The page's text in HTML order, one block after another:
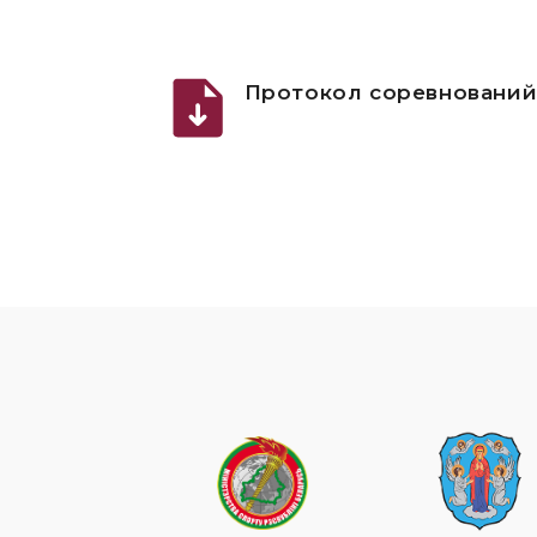
Протокол соревнований